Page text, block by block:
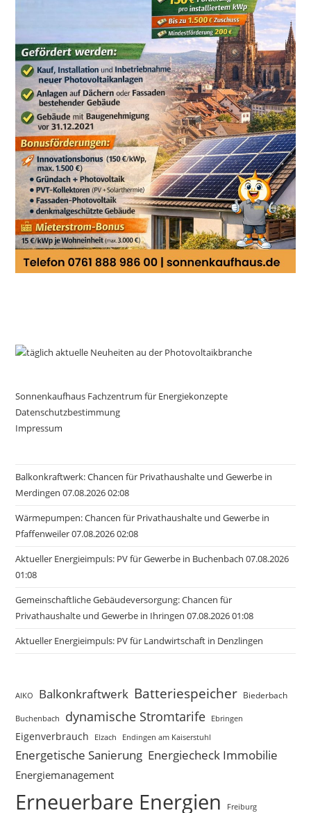
Sonnenkaufhaus Fachzentrum für Energiekonzepte
Datenschutzbestimmung
Impressum
Balkonkraftwerk: Chancen für Privathaushalte und Gewerbe in
Merdingen 07.08.2026 02:08
Wärmepumpen: Chancen für Privathaushalte und Gewerbe in
Pfaffenweiler 07.08.2026 02:08
Aktueller Energieimpuls: PV für Gewerbe in Buchenbach 07.08.2026
01:08
Gemeinschaftliche Gebäudeversorgung: Chancen für
Privathaushalte und Gewerbe in Ihringen 07.08.2026 01:08
Aktueller Energieimpuls: PV für Landwirtschaft in Denzlingen
AIKO Balkonkraftwerk Batteriespeicher Biederbach
Buchenbach dynamische Stromtarife Ebringen
Eigenverbrauch Elzach Endingen am Kaiserstuhl
Energetische Sanierung Energiecheck Immobilie
Energiemanagement
Erneuerbare Energien Freiburg